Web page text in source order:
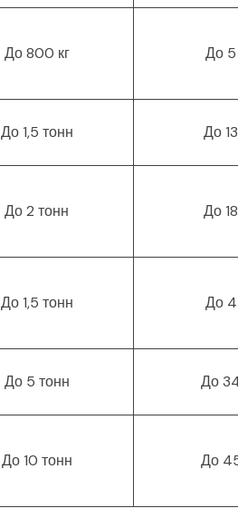
До 800 кг До 5
До 1,5 тонн До
До 2 тонн До
До 1,5 тонн До 4
До 5 тонн До
До 10 тонн До